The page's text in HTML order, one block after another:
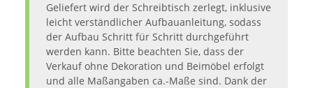
Geliefert wird der Schreibtisch zerlegt, inklusive
leicht verständlicher Aufbauanleitung, sodass
der Aufbau Schritt für Schritt durchgeführt
werden kann. Bitte beachten Sie, dass der
Verkauf ohne Dekoration und Beimöbel erfolgt
und alle Maßangaben ca.-Maße sind. Dank der